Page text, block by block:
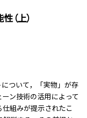
（上）
ついて，「実物」が存
ン技術の活用によって
組みが提示されたこ